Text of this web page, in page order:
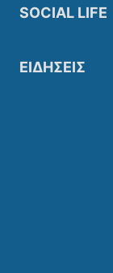
SOCIAL LIFE
ΕΙΔΗΣΕΙΣ